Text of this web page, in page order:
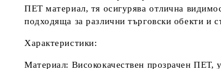
ПЕТ материал, тя осигурява отлична
подходяща за различни търговски обекти и
Характеристики:
Материал: Висококачествен прозрачен ПЕТ,